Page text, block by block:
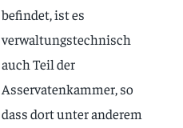
befindet, ist es
verwaltungstechnisch
auch Teil der
Asservatenkammer, so
dass dort unter anderem